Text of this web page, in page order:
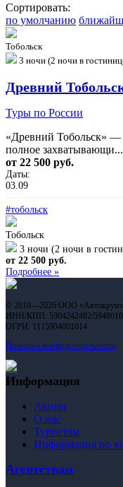
Сортировать:
по умолчанию
Тобольск
3 ночи (2 ночи в
Древний
Туры по России
«Древний Тобольск» —
полное захватывающи...
от 22 500 руб.
Даты:
03.09
#тобольск
Тобольск
3 ночи (2 ночи в
от 22 500 руб.
Подробнее »
© 2010—2026 ООО
ИНН/КПП: 5904242482/
ОГРН: 1115904001014
Политика конфиденциальности
Информация
Акции
О нас
Туристам
Информация по
Агентствам